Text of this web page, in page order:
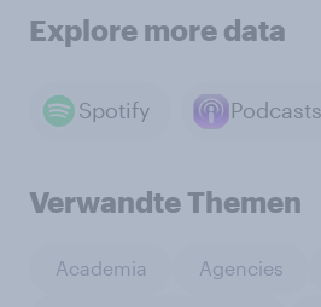
Explore more data
Spotify Podcasts
Verwandte Themen
Academia Agencies